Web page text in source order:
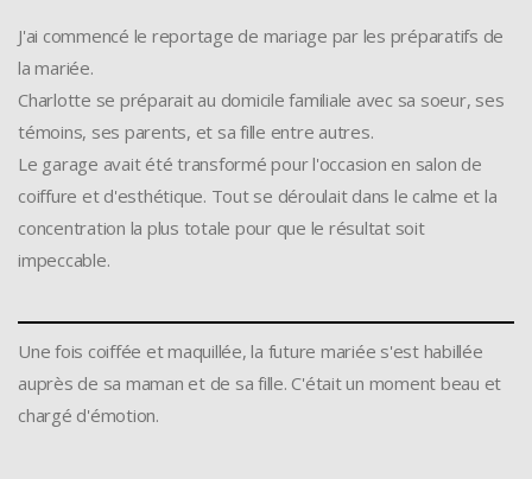
J'ai commencé le reportage de mariage par les préparatifs de
la mariée.
Charlotte se préparait au domicile familiale avec sa soeur, ses
témoins, ses parents, et sa fille entre autres.
Le garage avait été transformé pour l'occasion en salon de
coiffure et d'esthétique. Tout se déroulait dans le calme et la
concentration la plus totale pour que le résultat soit
impeccable.
Une fois coiffée et maquillée, la future mariée s'est habillée
auprès de sa maman et de sa fille. C'était un moment beau et
chargé d'émotion.